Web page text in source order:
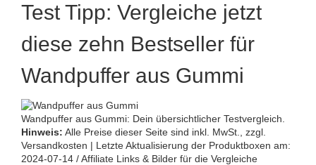
Test Tipp: Vergleiche jetzt
diese zehn Bestseller für
Wandpuffer aus Gummi
Wandpuffer aus Gummi: Dein übersichtlicher Testvergleich.
Hinweis: Alle Preise dieser Seite sind inkl. MwSt., zzgl.
Versandkosten | Letzte Aktualisierung der Produktboxen am:
2024-07-14 / Affiliate Links & Bilder für die Vergleiche